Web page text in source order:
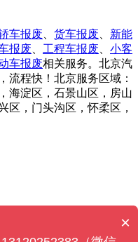
车报废 货车报废
新能
报废 工程车报废
小客
车报废相关服务。北京汽
流程快！北京服务区域：
海淀区，石景山区，房山
区，门头沟区，怀柔区，
×